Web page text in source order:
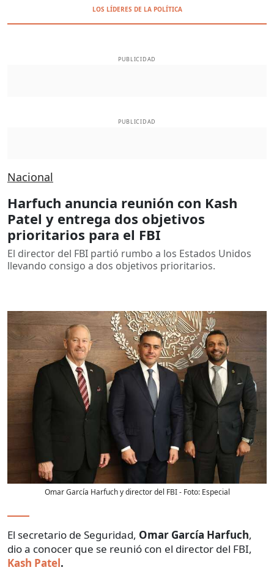
LOS LÍDERES DE LA POLÍTICA
PUBLICIDAD
PUBLICIDAD
Nacional
Harfuch anuncia reunión con Kash
Patel y entrega dos objetivos
prioritarios para el FBI
El director del FBI partió rumbo a los Estados Unidos
llevando consigo a dos objetivos prioritarios.
Omar García Harfuch y director del FBI- Foto: Especial
El secretario de Seguridad, Omar García Harfuch,
dio a conocer que se reunió con el director del FBI,
Kash Patel.